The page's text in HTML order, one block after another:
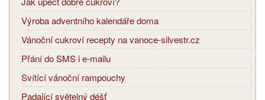
Výroba adventního kalendáře doma
Vánoční cukroví recepty na vanoce-silvestr.cz
Přání do SMS i e-mailu
Svítící vánoční rampouchy
Padající světelný déšť